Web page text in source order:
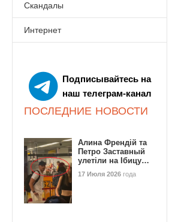
Скандалы
Интернет
Подписывайтесь на
наш телеграм-канал
ПОСЛЕДНИЕ НОВОСТИ
Алина Френдій та
Петро Заставный
улетіли на Ібицу…
17 Июля 2026 года